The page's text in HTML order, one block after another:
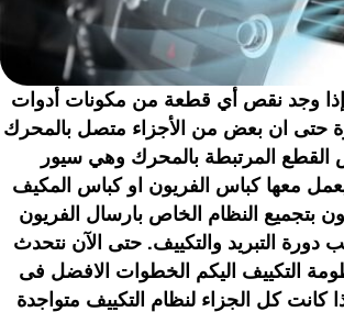
وجد نقص أي قطعة من مكونات أدوات
حتى ان بعض من الأجزاء متصل بالمحرك
القطع المرتبطة بالمحرك وهي سيور
معها كباس الفريون او كباس المكيف
بتجميع النظام الخاص بارسال الفريون
دورة التبريد والتكييف. حتى الآن نتحدث
التكييف اليكم الخطوات الافضل فى
كانت كل الجزاء لنظام التكييف متواجدة